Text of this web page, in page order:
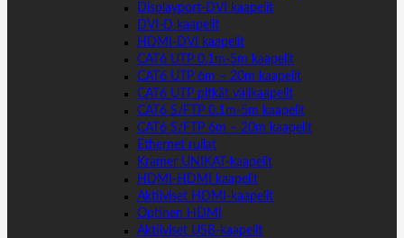
Displayport-DVI kaapelit
DVI-D kaapelit
HDMI-DVI kaapelit
CAT6 UTP 0.1m-5m kaapelit
CAT6 UTP 6m – 20m kaapelit
CAT6 UTP pitkät välikaapelit
CAT6 S/FTP 0.1m-5m kaapelit
CAT6 S/FTP 6m – 20m kaapelit
Ethernet rullat
Kramer UNIKAT-kaapelit
HDMI-HDMI kaapelit
Aktiiviset HDMI-kaapelit
Optinen HDMI
Aktiiviset USB-kaapelit